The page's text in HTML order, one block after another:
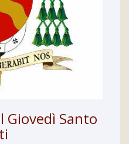
Giovedì Santo